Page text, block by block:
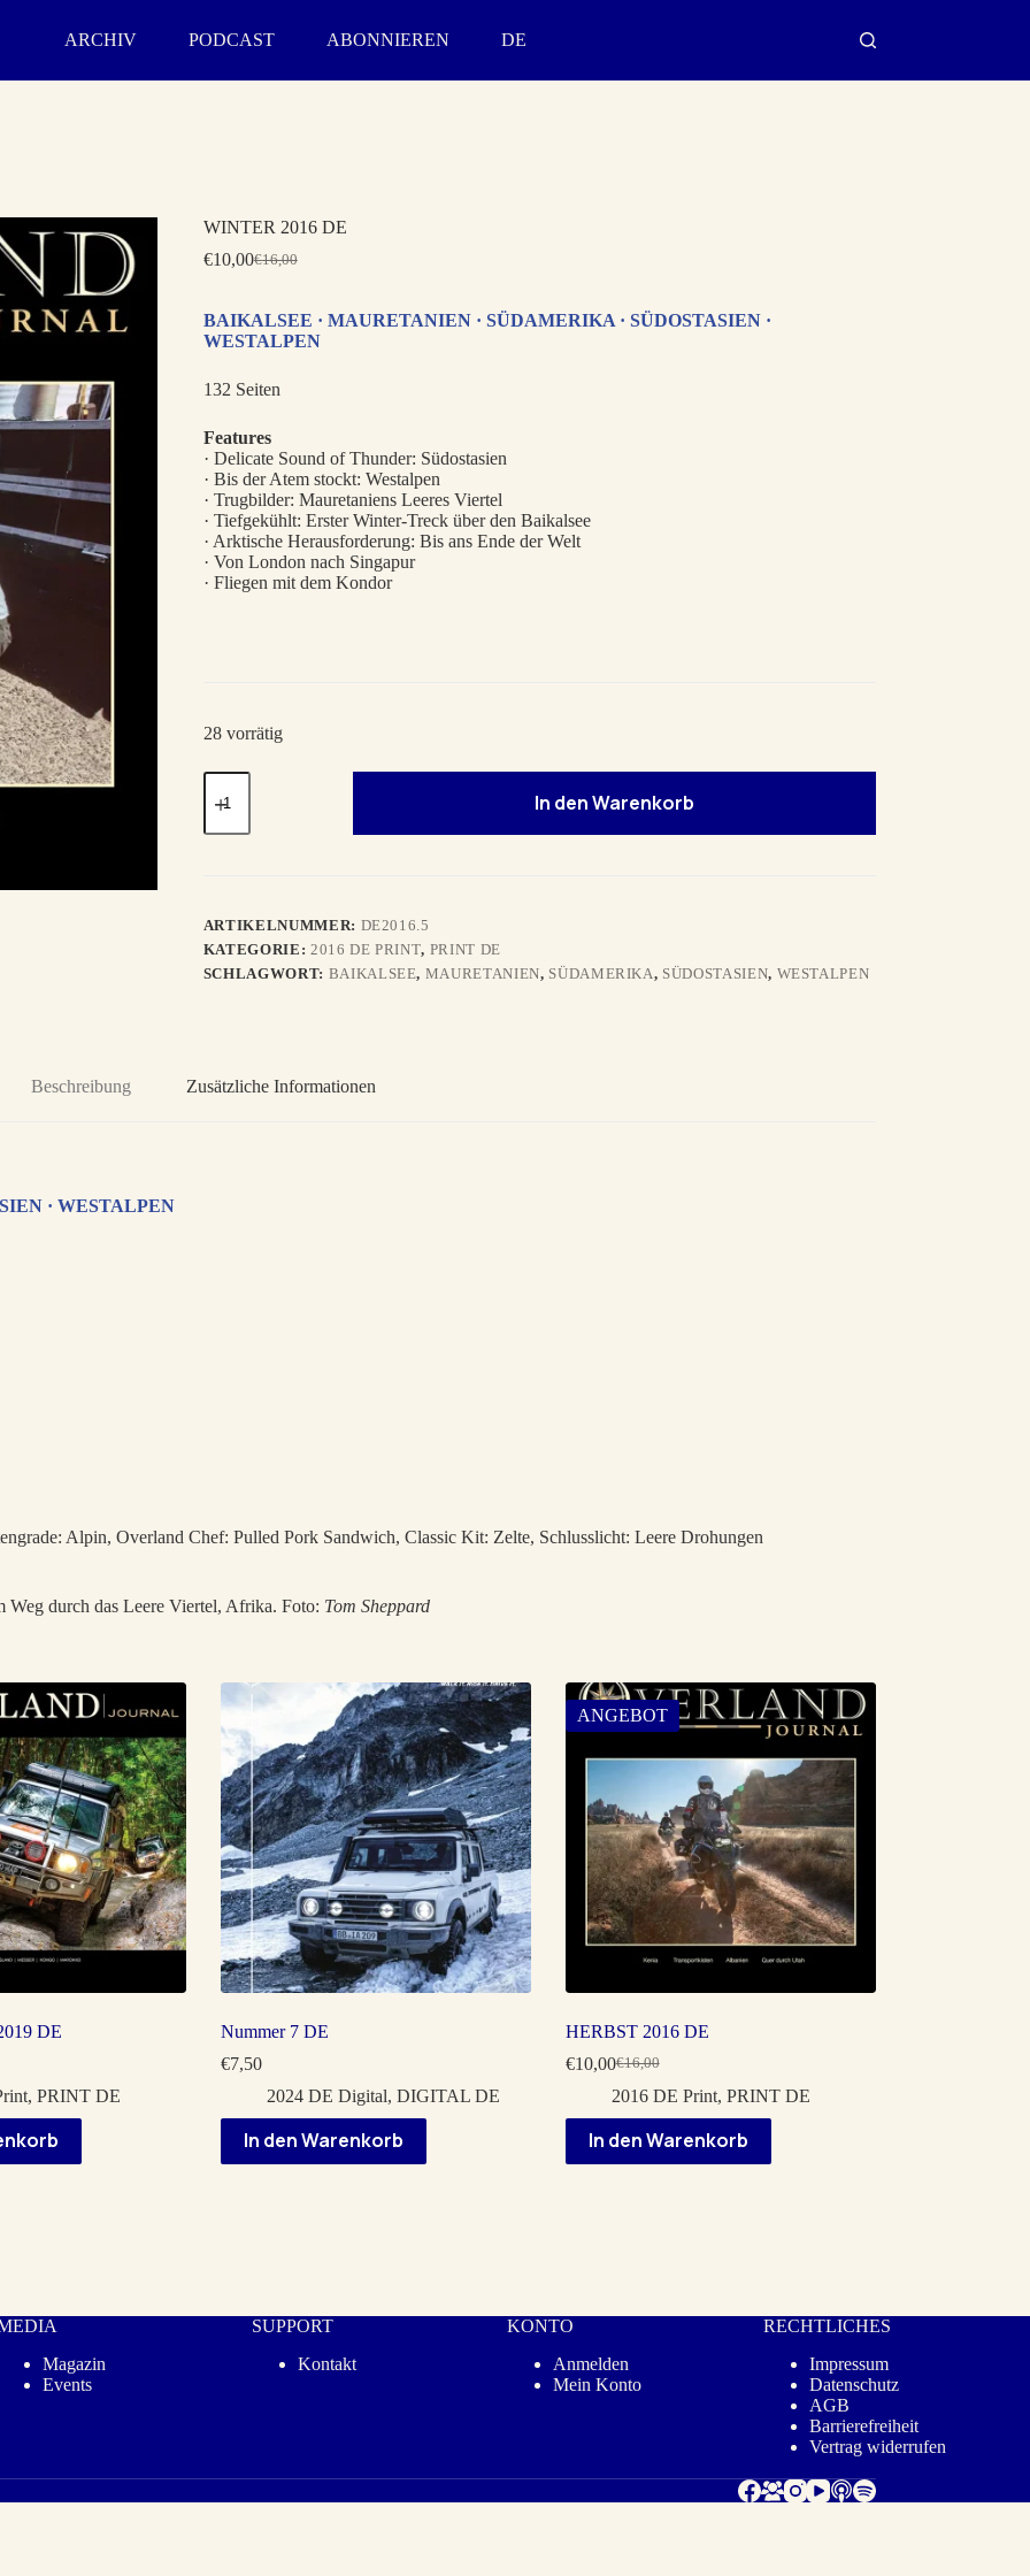
ARCHIV PODCAST ABONNIEREN DE
WINTER 2016 DE
€16,00
Ursprünglicher
war:
€16,00
€10,00Aktueller
ist:
€10,00.
BAIKALSEE · MAURETANIEN · SÜDAMERIKA · SÜDOSTASIEN ·
WESTALPEN
132 Seiten
Features
· Delicate Sound of Thunder: Südostasien
· Bis der Atem stockt: Westalpen
· Trugbilder: Mauretaniens Leeres Viertel
· Tiefgekühlt: Erster Winter-Treck über den Baikalsee
· Arktische Herausforderung: Bis ans Ende der Welt
· Von London nach Singapur
· Fliegen mit dem Kondor
28 vorrätig
WINTER
2016
Menge
In den Warenkorb
ARTIKELNUMMER: DE2016.5
KATEGORIE: 2016 DE PRINT, PRINT DE
SCHLAGWORT: BAIKALSEE, MAURETANIEN, SÜDAMERIKA, SÜDOSTASIEN, WESTALPEN
Beschreibung Zusätzliche Informationen
· WESTALPEN
Alpin, Overland Chef: Pulled Pork Sandwich, Classic Kit: Zelte, Schlusslicht: Leere Drohungen
Weg durch das Leere Viertel, Afrika. Foto: Tom Sheppard
DE
, PRINT DE
Nummer 7 DE
€7,50
2024 DE Digital, DIGITAL DE
In den Warenkorb
ANGEBOT
HERBST 2016 DE
€16,00
Ursprünglicher
Preis
€16,00
€10,00Aktueller
Preis
€10,00.
2016 DE Print, PRINT DE
In den Warenkorb
Magazin
Events
SUPPORT
Kontakt
KONTO
Anmelden
Mein Konto
RECHTLICHES
Impressum
Datenschutz­
AGB
Barrierefreiheit
Vertrag widerrufen